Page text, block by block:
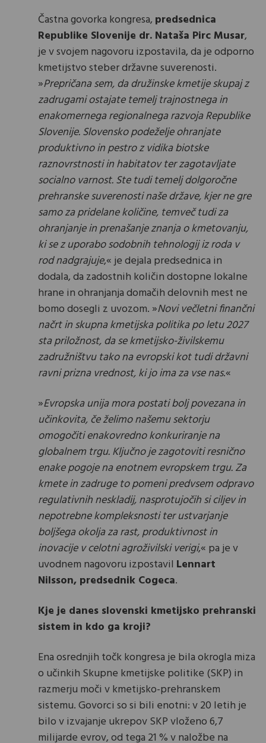
Častna govorka kongresa, predsednica
Republike Slovenije dr. Nataša Pirc Musar,
je v svojem nagovoru izpostavila, da je odporno
kmetijstvo steber državne suverenosti.
»Prepričana sem, da družinske kmetije skupaj z
zadrugami ostajate temelj trajnostnega in
enakomernega regionalnega razvoja Republike
Slovenije. Slovensko podeželje ohranjate
produktivno in pestro z vidika biotske
raznovrstnosti in habitatov ter zagotavljate
socialno varnost. Ste tudi temelj dolgoročne
prehranske suverenosti naše države, kjer ne gre
samo za pridelane količine, temveč tudi za
ohranjanje in prenašanje znanja o kmetovanju,
ki se z uporabo sodobnih tehnologij iz roda v
rod nadgrajuje,« je dejala predsednica in
dodala, da zadostnih količin dostopne lokalne
hrane in ohranjanja domačih delovnih mest ne
bomo dosegli z uvozom. »Novi večletni finančni
načrt in skupna kmetijska politika po letu 2027
sta priložnost, da se kmetijsko-živilskemu
zadružništvu tako na evropski kot tudi državni
ravni prizna vrednost, ki jo ima za vse nas.«
»Evropska unija mora postati bolj povezana in
učinkovita, če želimo našemu sektorju
omogočiti enakovredno konkuriranje na
globalnem trgu. Ključno je zagotoviti resnično
enake pogoje naenotnem evropskem trgu. Za
kmete in zadruge to pomeni predvsem odpravo
regulativnih neskladij, nasprotujočih si ciljev in
nepotrebne kompleksnosti ter ustvarjanje
boljšega okolja za rast, produktivnost in
inovacije v celotni agroživilski verigi,« pa je v
uvodnem nagovoru izpostavil Lennart
Nilsson, predsednik Cogeca.
Kje je danes slovenski kmetijsko prehranski
sistem in kdo ga kroji?
Ena osrednjih točk kongresa je bila okrogla miza
o učinkih Skupne kmetijske politike (SKP) in
razmerju moči v kmetijsko-prehranskem
sistemu. Govorci so si bili enotni: v 20 letih je
bilo v izvajanje ukrepov SKP vloženo 6,7
milijarde evrov, od tega 21 % v naložbe na